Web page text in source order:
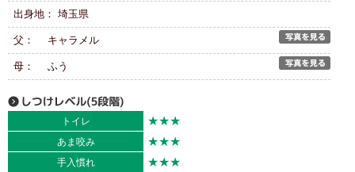
出身地： 埼玉県
父： キャラメル
母： ふう
トイレ ★★★
あま咬み ★★★
手入慣れ ★★★